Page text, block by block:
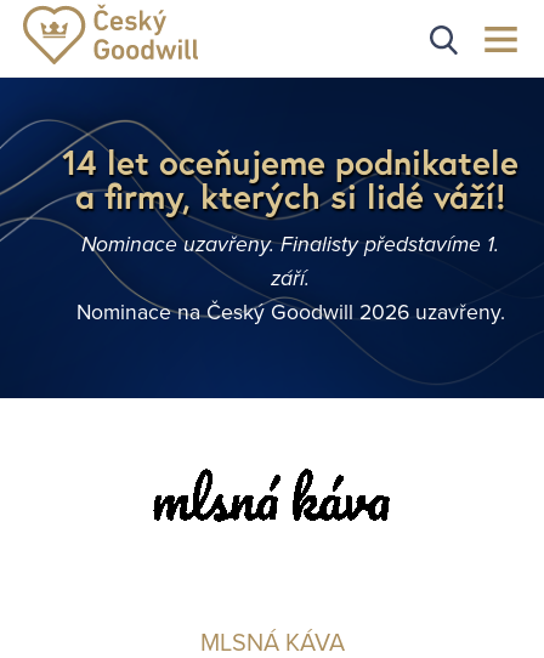
14 let oceňujeme podnikatele
a firmy, kterých si lidé váží!
Nominace uzavřeny. Finalisty představíme 1.
září.
Nominace na Český Goodwill 2026 uzavřeny.
MLSNÁ KÁVA